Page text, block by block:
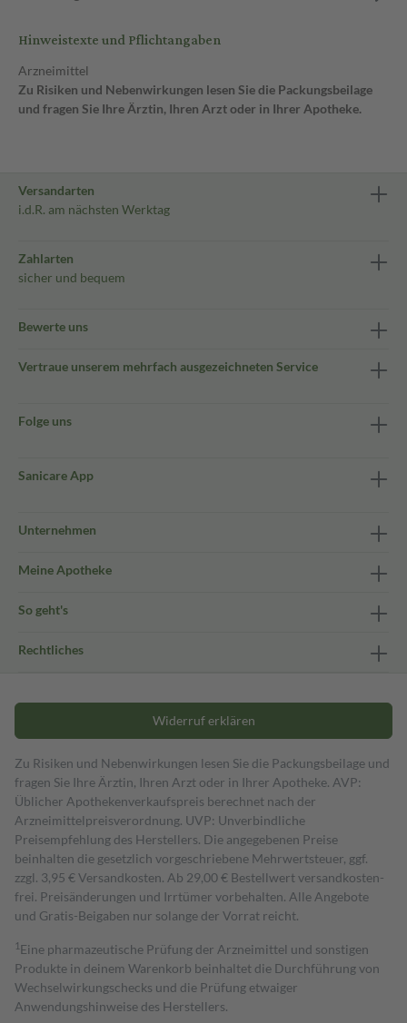
Hinweistexte und Pflichtangaben
Arzneimittel
Zu Risiken und Nebenwirkungen lesen Sie die Packungsbeilage
und fragen Sie Ihre Ärztin, Ihren Arzt oder in Ihrer Apotheke.
Versandarten
i.d.R. am nächsten Werktag
Zahlarten
sicher und bequem
Bewerte uns
Vertraue unserem mehrfach ausgezeichneten Service
Folge uns
Sanicare App
Unternehmen
Meine Apotheke
So geht's
Rechtliches
Widerruf erklären
Zu Risiken und Nebenwirkungen lesen Sie die Packungsbeilage und
fragen Sie Ihre Ärztin, Ihren Arzt oder in Ihrer Apotheke. AVP:
Üblicher Apothekenverkaufspreis berechnet nach der
Arzneimittelpreisverordnung. UVP: Unverbindliche
Preisempfehlung des Herstellers. Die angegebenen Preise
beinhalten die gesetzlich vorgeschriebene Mehrwertsteuer, ggf.
zzgl. 3,95 € Versandkosten. Ab 29,00 € Bestell­wert versand­kosten­
frei. Preisänderungen und Irrtümer vorbehalten. Alle Angebote
und Gratis-Beigaben nur solange der Vorrat reicht.
1 Eine pharmazeutische Prüfung der Arzneimittel und sonstigen
Produkte in deinem Warenkorb beinhaltet die Durchführung von
Wechselwirkungschecks und die Prüfung etwaiger
Anwendungshinweise des Herstellers.